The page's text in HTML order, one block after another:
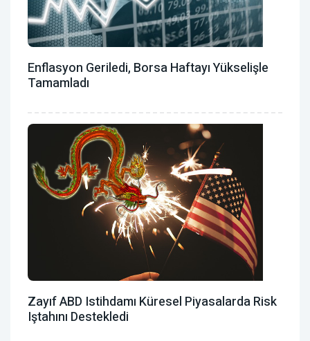
Enflasyon Geriledi, Borsa Haftayı Yükselişle
Tamamladı
Zayıf ABD Istihdamı Küresel Piyasalarda Risk
Iştahını Destekledi